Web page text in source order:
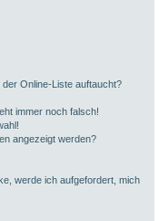
Online-Liste auftaucht?
immer noch falsch!
angezeigt werden?
werde ich aufgefordert, mich